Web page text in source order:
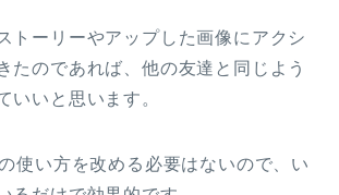
トーリーやアップした画像にアクシ
たのであれば、他の友達と同じよう
いいと思います。
使い方を改める必要はないので、い